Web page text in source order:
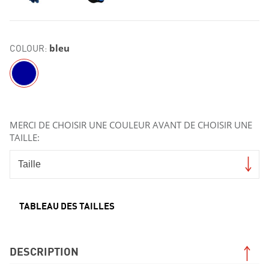
COLOUR: bleu
MERCI DE CHOISIR UNE COULEUR AVANT DE CHOISIR UNE
TAILLE:
TABLEAU DES TAILLES
DESCRIPTION